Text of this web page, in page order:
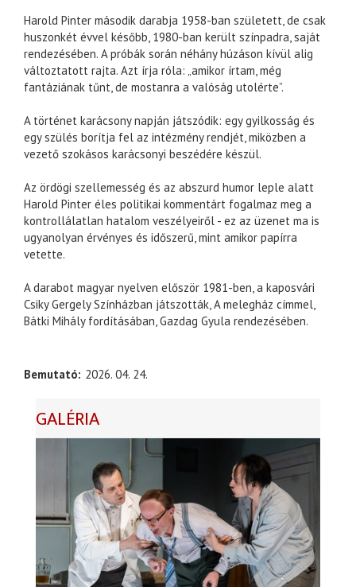
Harold Pinter második darabja 1958-ban született, de csak
huszonkét évvel később, 1980-ban került színpadra, saját
rendezésében. A próbák során néhány húzáson kívül alig
változtatott rajta. Azt írja róla: „amikor írtam, még
fantáziának tűnt, de mostanra a valóság utolérte”.
A történet karácsony napján játszódik: egy gyilkosság és
egy szülés borítja fel az intézmény rendjét, miközben a
vezető szokásos karácsonyi beszédére készül.
Az ördögi szellemesség és az abszurd humor leple alatt
Harold Pinter éles politikai kommentárt fogalmaz meg a
kontrollálatlan hatalom veszélyeiről - ez az üzenet ma is
ugyanolyan érvényes és időszerű, mint amikor papírra
vetette.
A darabot magyar nyelven először 1981-ben, a kaposvári
Csiky Gergely Színházban játszották, A melegház címmel,
Bátki Mihály fordításában, Gazdag Gyula rendezésében.
Bemutató 2026. 04. 24.
GALÉRIA